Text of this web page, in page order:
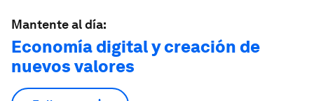
Mantente al día:
Economía digital y creación de
nuevos valores